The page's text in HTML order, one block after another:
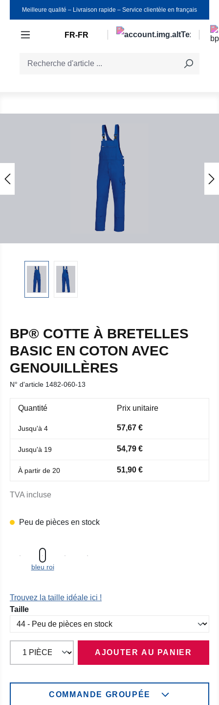
Passer au contenu principal
Meilleure qualité ‒ Livraison rapide ‒ Service clientèle en français
FR-FR
BP® COTTE À BRETELLES
BASIC EN COTON AVEC
GENOUILLÈRES
N° d'article 1482-060-13
Quantité Prix unitaire
Jusqu'à 4 57,67 €
Jusqu'à 19 54,79 €
À partir de 20 51,90 €
TVA incluse
Peu de pièces en stock
bleu roi
Trouvez la taille idéale ici !
Sélectionnez
Taille
AJOUTER AU PANIER
COMMANDE GROUPÉE